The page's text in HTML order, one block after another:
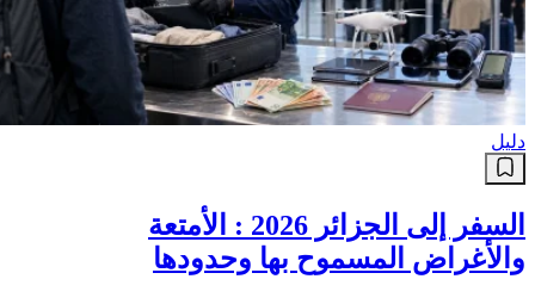
دليل
السفر إلى الجزائر 2026 : الأمتعة
والأغراض المسموح بها وحدودها